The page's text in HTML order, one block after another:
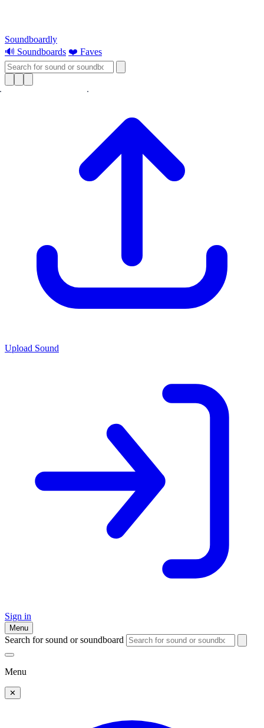
Soundboardly
🔊 Soundboards ❤️ Faves
Upload Sound
Sign in
Menu
Search for sound or soundboard
Menu
✕